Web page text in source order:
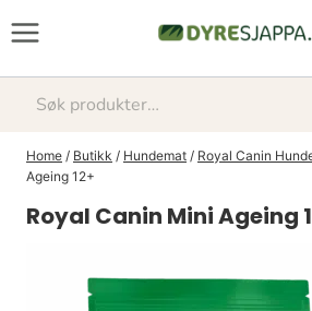
Søk
Home / Butikk / Hundemat / Royal Canin
Ageing 12+
Royal Canin Mini Ageing